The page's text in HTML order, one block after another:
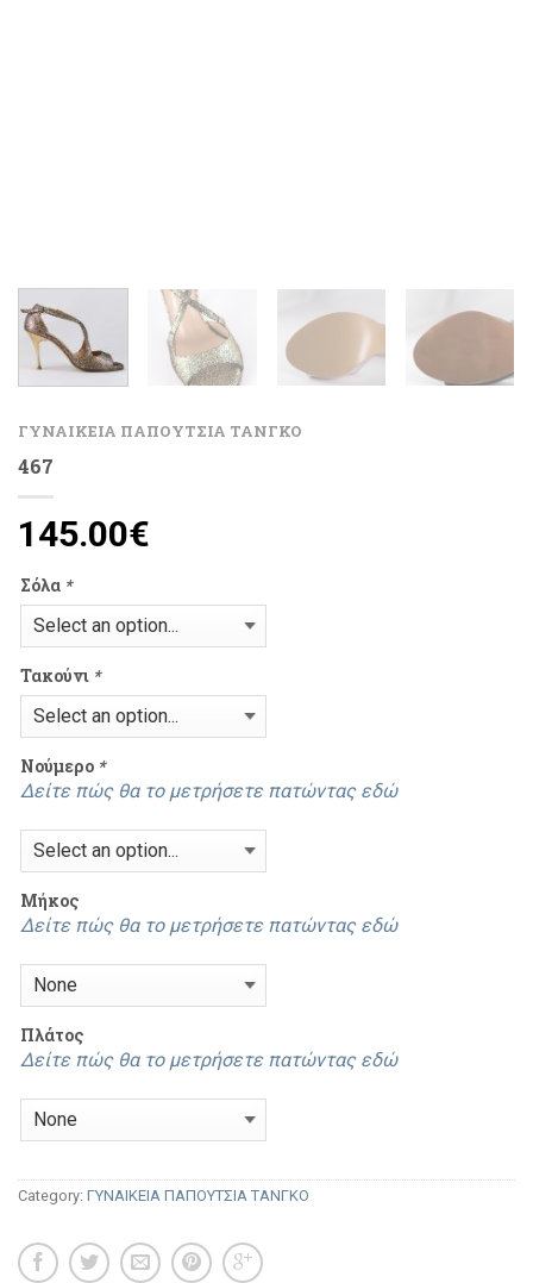
ΓΥΝΑΙΚΕΙΑ ΠΑΠΟΥΤΣΙΑ ΤΑΝΓΚΟ
467
145.00€
Σόλα *
Τακούνι *
Νούμερο *
Δείτε πώς θα το μετρήσετε πατώντας εδώ
Mήκος
Δείτε πώς θα το μετρήσετε πατώντας εδώ
Πλάτος
Δείτε πώς θα το μετρήσετε πατώντας εδώ
Category: ΓΥΝΑΙΚΕΙΑ ΠΑΠΟΥΤΣΙΑ ΤΑΝΓΚΟ